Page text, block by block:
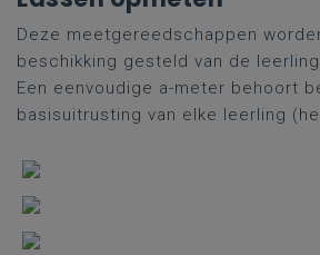
Deze meetgereedschappen
beschikking gesteld van de
Een eenvoudige a-meter behoort
basisuitrusting van elke leerling